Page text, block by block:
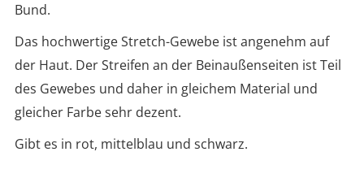
Bund.
Das hochwertige Stretch-Gewebe ist angenehm auf
der Haut. Der Streifen an der Beinaußenseiten ist Teil
des Gewebes und daher in gleichem Material und
gleicher Farbe sehr dezent.
Gibt es in rot, mittelblau und schwarz.